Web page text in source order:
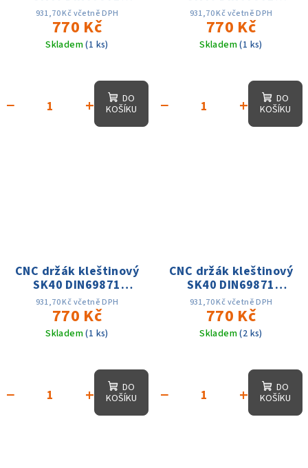
ER20x70,D1-28mm,
AD, 25 tis. otáček,
přes. 0.003
931,70 Kč včetně DPH
770 Kč
Skladem(1 ks)
+
−
DO
KOŠÍKU
ER20x70,D1-34mm,
AD, 25 tis. otáček,
přes. 0.003
931,70 Kč včetně DPH
770 Kč
Skladem(1 ks)
+
−
DO
KOŠÍKU
CNC držák kleštinový
SK40 DIN69871
ER25x70,D1-35mm,
AD, 25 tis. otáček,
přes. 0.003
931,70 Kč včetně DPH
770 Kč
Skladem(1 ks)
+
−
DO
KOŠÍKU
CNC držák kleštinový
SK40 DIN69871
ER25x70,D1-42mm,
AD, 25 tis. otáček,
přes. 0.003
931,70 Kč včetně DPH
770 Kč
Skladem(2 ks)
+
−
DO
KOŠÍKU